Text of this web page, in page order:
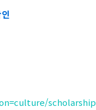
scholarship